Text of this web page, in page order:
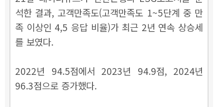
석한 결과, 고객만족도(고객만족도 1~5단계 중 만
족 이상인 4,5 응답 비율)가 최근 2년 연속 상승세
를 보였다.
2022년 94.5점에서 2023년 94.9점, 2024년
96.3점으로 증가했다.